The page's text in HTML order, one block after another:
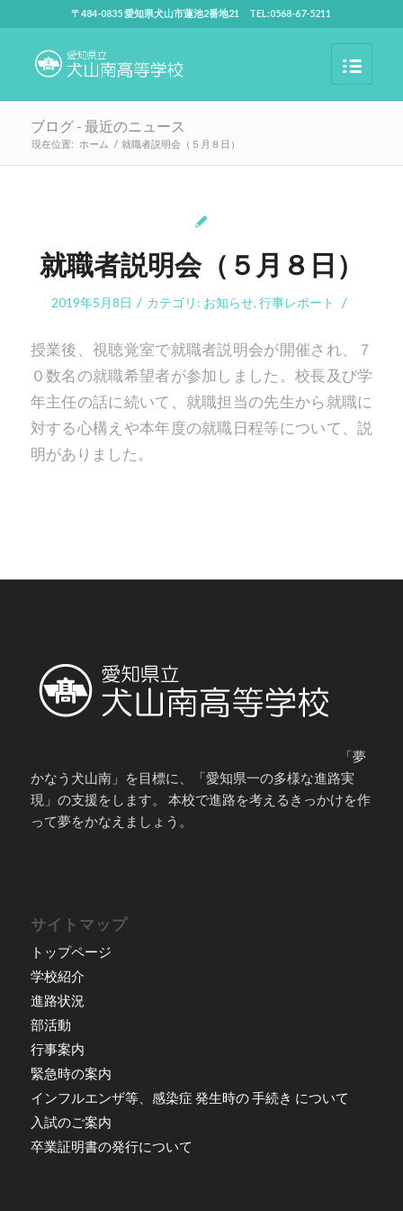
〒484-0835 愛知県犬山市蓮池2番地21 TEL:0568-67-5211
ブログ - 最近のニュース
現在位置: ホーム / 就職者説明会（５月８日）
就職者説明会（５月８日）
2019年5月8日 / カテゴリ: お知らせ, 行事レポート /
授業後、視聴覚室で就職者説明会が開催され、７
０数名の就職希望者が参加しました。校長及び学
年主任の話に続いて、就職担当の先生から就職に
対する心構えや本年度の就職日程等について、説
明がありました。
「夢
かなう犬山南」を目標に、「愛知県一の多様な進路実
現」の支援をします。 本校で進路を考えるきっかけを作
って夢をかなえましょう。
サイトマップ
トップページ
学校紹介
進路状況
部活動
行事案内
緊急時の案内
インフルエンザ等、感染症 発生時の 手続き について
入試のご案内
卒業証明書の発行について